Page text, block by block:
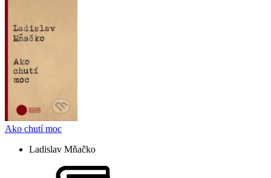
Ako chutí moc
Ladislav Mňačko